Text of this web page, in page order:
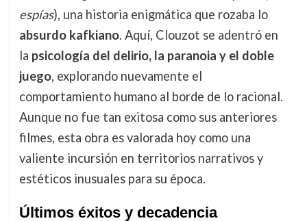
espías), una historia enigmática que rozaba lo
absurdo kafkiano. Aquí, Clouzot se adentró en
la psicología del delirio, la paranoia y el doble
juego, explorando nuevamente el
comportamiento humano al borde de lo racional.
Aunque no fue tan exitosa como sus anteriores
filmes, esta obra es valorada hoy como una
valiente incursión en territorios narrativos y
estéticos inusuales para su época.
Últimos éxitos y decadencia